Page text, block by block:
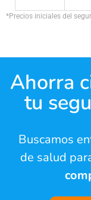
*Precios iniciales del
Ahorra
tu
Buscamos
de salud